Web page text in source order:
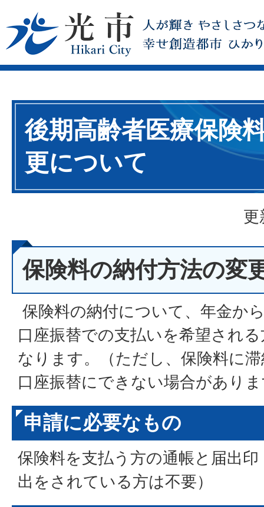
後期高齢者医療保険
更について
更
保険料の納付方法の変
保険料の納付について、年金か
口座振替での支払いを希望され
なります。（ただし、保険料に
口座振替にできない場合があり
申請に必要なもの
保険料を支払う方の通帳と届出
出をされている方は不要）